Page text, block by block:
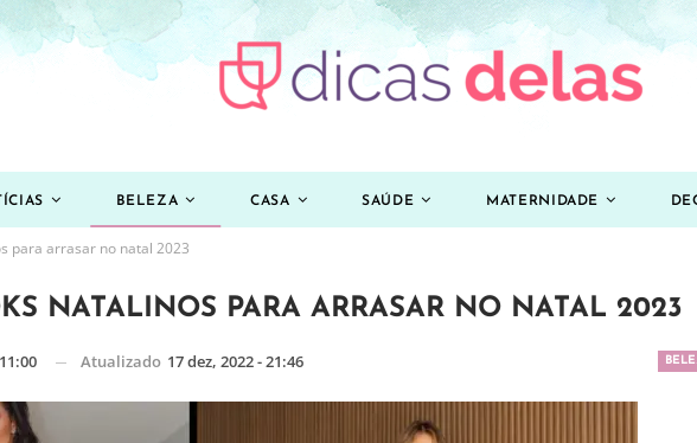
BELEZA CASA SAÚDE MATERNIDADE
para arrasar no natal 2023
NATALINOS PARA ARRASAR NO NATAL 2023
Atualizado 17 dez, 2022 - 21:46